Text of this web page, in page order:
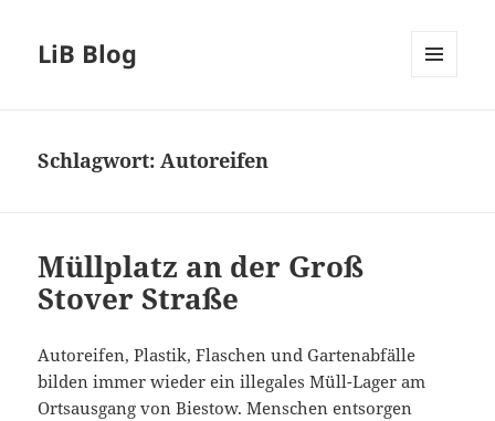
LiB Blog
Schlagwort:Autoreifen
Müllplatz an der Groß
Stover Straße
Autoreifen, Plastik, Flaschen und Gartenabfälle
bilden immer wieder ein illegales Müll-Lager am
Ortsausgang von Biestow. Menschen entsorgen